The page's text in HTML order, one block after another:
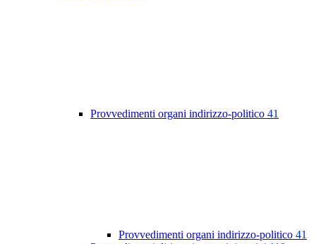
Provvedimenti organi indirizzo-politico 41
Provvedimenti organi indirizzo-politico 41